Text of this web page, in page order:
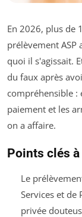
En 2026, plus de
prélèvement
quoi il s'agissait.
du faux après
compréhensible :
paiement et les
on a affaire.
Points clés
Le
Services et de
privée